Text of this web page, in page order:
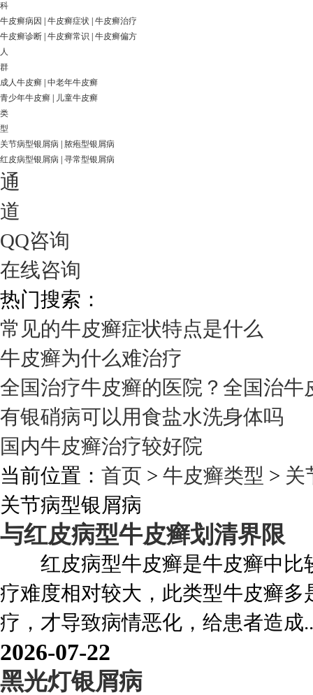
科
牛皮癣病因
牛皮癣症状 牛皮癣治疗
牛皮癣诊断 牛皮癣常识
牛皮癣偏方
人
群
成人牛皮癣 中老年牛皮癣
青少年牛皮癣
儿童牛皮癣
类
型
关节病型银屑病
脓疱型银屑病
红皮病型银屑病 寻常型银屑病
通
道
QQ咨询
在线咨询
热门搜索：
常见的牛皮癣症状特点是什么
牛皮癣为什么难治疗
全国治疗牛皮癣的医院？全国治牛
有银硝病可以用食盐水洗身体吗
国内牛皮癣治疗较好院
当前位置： 首页 > 牛皮癣类型 > 关
关节病型银屑病
与红皮病型牛皮癣划清界限
红皮病型牛皮癣是牛皮癣中比
疗难度相对较大，此类型牛皮癣
疗，才导致病情恶化，给患者造成
2026-07-22
黑光灯银屑病